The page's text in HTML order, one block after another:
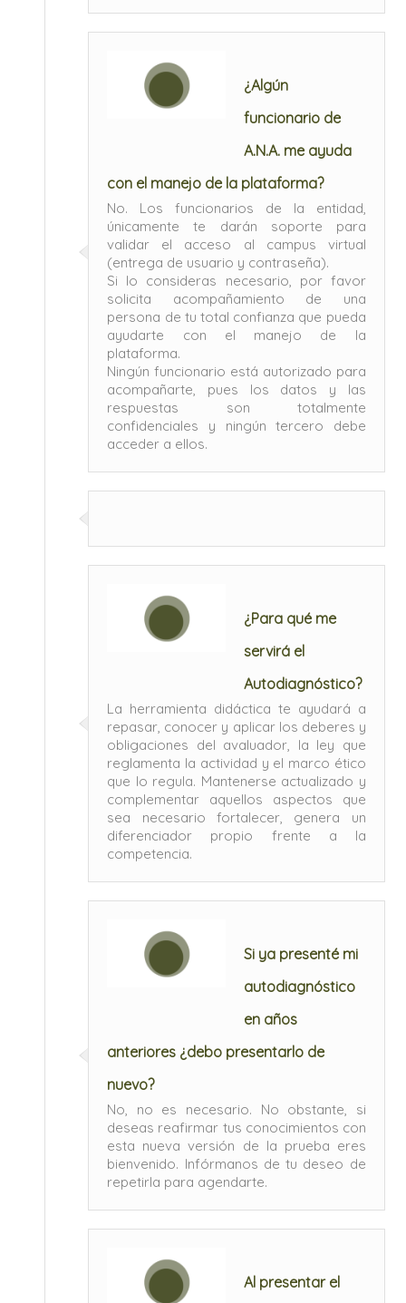
¿Algún
funcionario de
A.N.A. me ayuda
con el manejo de la plataforma?
No. Los funcionarios de la entidad,
únicamente te darán soporte para
validar el acceso al campus virtual
(entrega de usuario y contraseña).
Si lo consideras necesario, por favor
solicita acompañamiento de una
persona de tu total confianza que pueda
ayudarte con el manejo de la
plataforma.
Ningún funcionario está autorizado para
acompañarte, pues los datos y las
respuestas son totalmente
confidenciales y ningún tercero debe
acceder a ellos.
¿Para qué me
servirá el
Autodiagnóstico?
La herramienta didáctica te ayudará a
repasar, conocer y aplicar los deberes y
obligaciones del avaluador, la ley que
reglamenta la actividad y el marco ético
que lo regula. Mantenerse actualizado y
complementar aquellos aspectos que
sea necesario fortalecer, genera un
diferenciador propio frente a la
competencia.
Si ya presenté mi
autodiagnóstico
en años
anteriores ¿debo presentarlo de
nuevo?
No, no es necesario. No obstante, si
deseas reafirmar tus conocimientos con
esta nueva versión de la prueba eres
bienvenido. Infórmanos de tu deseo de
repetirla para agendarte.
Al presentar el